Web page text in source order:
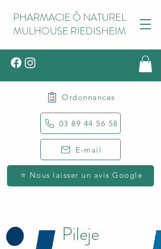
PHARMACIE Ô NATUREL
MULHOUSE RIEDISHEIM
03 89 44 56 58
⭐ Nous laisser un avis Google
E-mail
Ordonnances
Pileje